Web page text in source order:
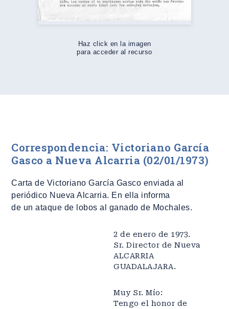
Haz click en la imagen
para acceder al recurso
Correspondencia: Victoriano García
Gasco a Nueva Alcarria (02/01/1973)
Carta de Victoriano García Gasco enviada al
periódico Nueva Alcarria. En ella informa
de un ataque de lobos al ganado de Mochales.
2 de enero de 1973.
Sr. Director de Nueva
ALCARRIA
GUADALAJARA.
Muy Sr. Mío:
Tengo el honor de